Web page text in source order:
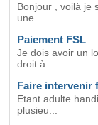
Bonjour , voilà je
une...
Paiement FSL
Je dois avoir un
droit à...
Faire intervenir
Etant adulte
plusieu...